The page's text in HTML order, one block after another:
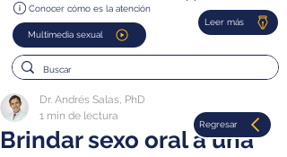
Conocer cómo es la atención
Multimedia sexual
Leer más
Brindar sexo oral a una
Dr. Andrés Salas, PhD
1 min de lectura
Regresar